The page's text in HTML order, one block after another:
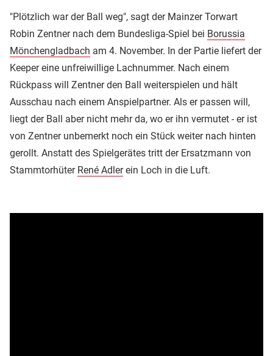
"Plötzlich war der Ball weg", sagt der Mainzer Torwart
Robin Zentner nach dem Bundesliga-Spiel bei Borussia
Mönchengladbach am 4. November. In der Partie liefert der
Keeper eine unfreiwillige Lachnummer. Nach einem
Rückpass will Zentner den Ball weiterspielen und hält
Ausschau nach einem Anspielpartner. Als er passen will,
liegt der Ball aber nicht mehr da, wo er ihn vermutet - er ist
von Zentner unbemerkt noch ein Stück weiter nach hinten
gerollt. Anstatt des Spielgerätes tritt der Ersatzmann von
Stammtorhüter René Adlerein Loch in die Luft.